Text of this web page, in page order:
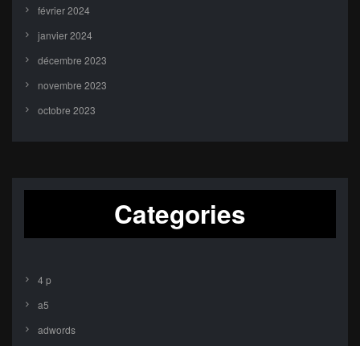
février 2024
janvier 2024
décembre 2023
novembre 2023
octobre 2023
Categories
4 p
a5
adwords